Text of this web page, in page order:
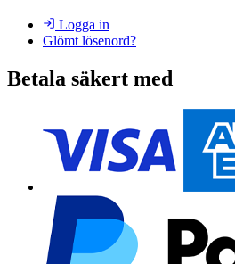
Logga in
Glömt lösenord?
Betala säkert med